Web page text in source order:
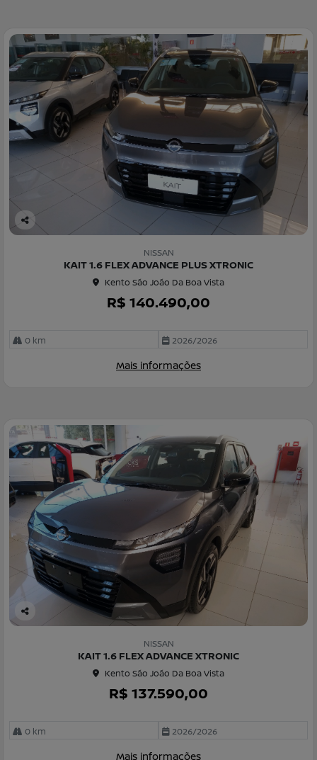
Co
NISSAN
KAIT 1.6 FLEX ADVANCE PLUS XTRONIC
Kento São João Da Boa Vista
R$ 140.490,00
0 km 2026/2026
Mais informações
Co
NISSAN
KAIT 1.6 FLEX ADVANCE XTRONIC
Kento São João Da Boa Vista
R$ 137.590,00
0 km 2026/2026
Mais informações